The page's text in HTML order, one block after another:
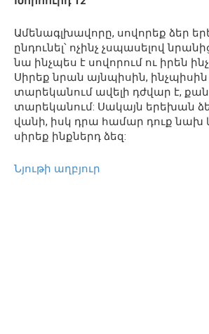
Ամենագլխավորը, սովորեք ձեր
ընդունել՝ ոչինչ չսպասելով
նա ինչպես է սովորում ու իրեն
Սիրեք նրան այնպիսին, ինչպիսին
տարեկանում ավելի դժվար է, քան
տարեկանում: Սակայն երեխան
վանի, իսկ դրա համար դուք
սիրեք ինքներդ ձեզ:
Նյութի աղբյուր